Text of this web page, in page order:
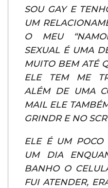
SOU GAY E
UM
O MEU
SEXUAL É UMA
MUITO BEM ATÉ
ELE TEM ME
ALÉM DE UMA
MAIL ELE
GRINDR E NO
ELE É UM POCO
UM DIA
BANHO O
FUI ATENDER,